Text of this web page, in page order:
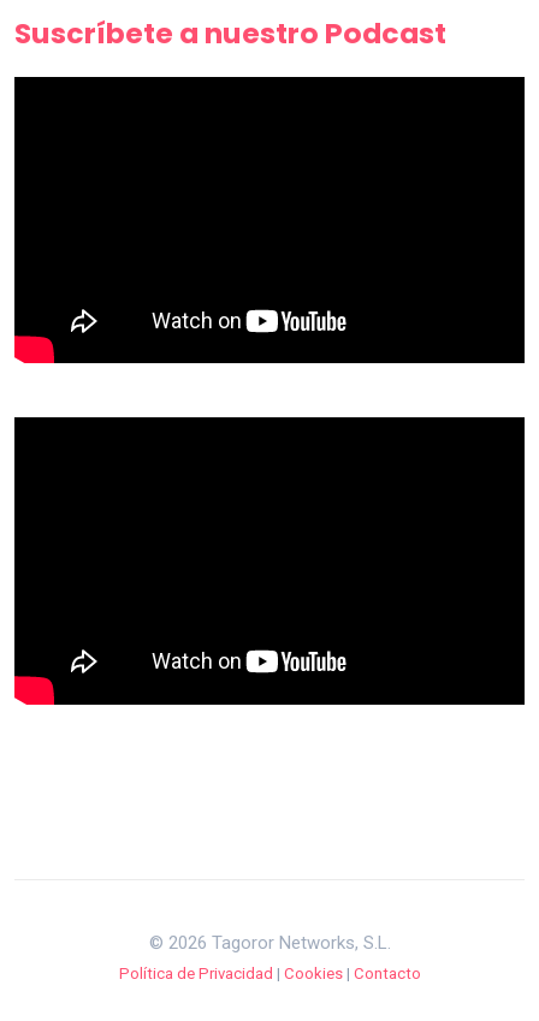
Suscríbete a nuestro Podcast
© 2026 Tagoror Networks, S.L.
Política de Privacidad | Cookies| Contacto